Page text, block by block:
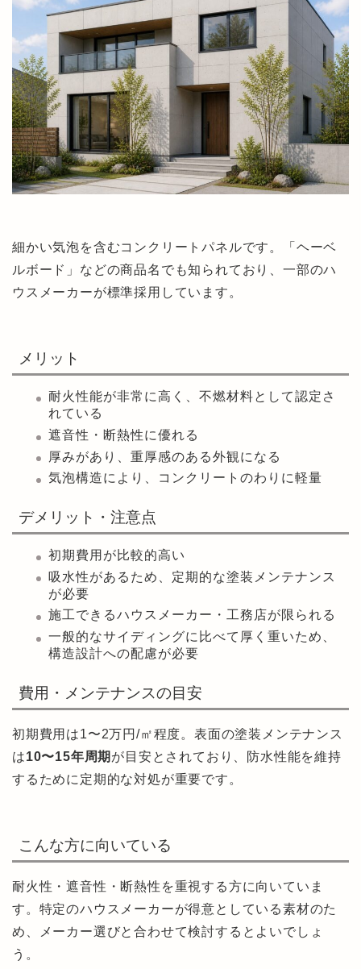
細かい気泡を含むコンクリートパネルです。「ヘーベ
ルボード」などの商品名でも知られており、一部のハ
ウスメーカーが標準採用しています。
メリット
耐火性能が非常に高く、不燃材料として認定さ
れている
遮音性・断熱性に優れる
厚みがあり、重厚感のある外観になる
気泡構造により、コンクリートのわりに軽量
デメリット・注意点
初期費用が比較的高い
吸水性があるため、定期的な塗装メンテナンス
が必要
施工できるハウスメーカー・工務店が限られる
一般的なサイディングに比べて厚く重いため、
構造設計への配慮が必要
費用・メンテナンスの目安
初期費用は1〜2万円/㎡程度。表面の塗装メンテナンス
は10〜15年周期 が目安とされており、防水性能を維持
するために定期的な対処が重要です。
こんな方に向いている
耐火性・遮音性・断熱性を重視する方に向いていま
す。特定のハウスメーカーが得意としている素材のた
め、メーカー選びと合わせて検討するとよいでしょ
う。